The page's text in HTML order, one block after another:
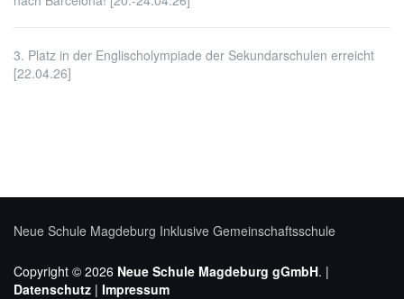
3. Platz in der Englischolympiade der Sekundarschulen erreicht
[22.04.26]
Neue Schule Magdeburg Inklusive Gemeinschaftsschule
Copyright © 2026 Neue Schule Magdeburg gGmbH. |
Datenschutz | Impressum